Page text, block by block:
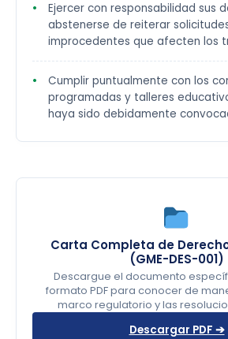
Ejercer con responsabilidad sus
abstenerse de reiterar
improcedentes que afecten los
Cumplir puntualmente con los
programadas y talleres
haya sido debidamente
Carta Completa de
(GME-DES-001)
Descargue el documento
formato PDF para conocer de
marco regulatorio y las
Descargar PDF ➔